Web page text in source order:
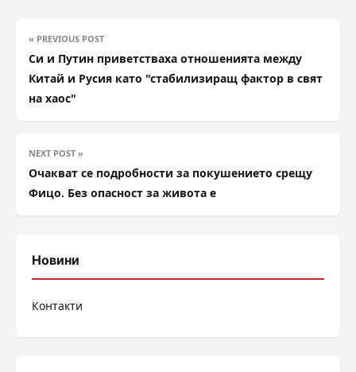
« PREVIOUS POST
Си и Путин приветстваха отношенията между
Китай и Русия като "стабилизиращ фактор в свят
на хаос"
NEXT POST »
Очакват се подробности за покушението срещу
Фицо. Без опасност за живота е
Новини
Контакти